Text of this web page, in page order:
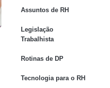
Assuntos de RH
Legislação
Trabalhista
Rotinas de DP
Tecnologia para o RH